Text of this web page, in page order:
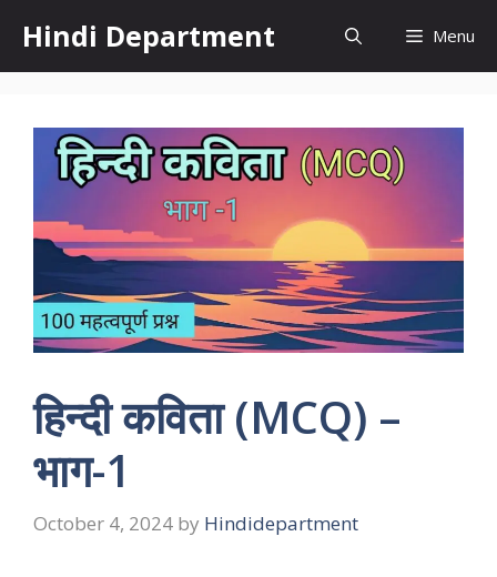
content
Hindi Department Menu
हिन्दी कविता (MCQ) –
भाग-1
October 4, 2024 by Hindidepartment